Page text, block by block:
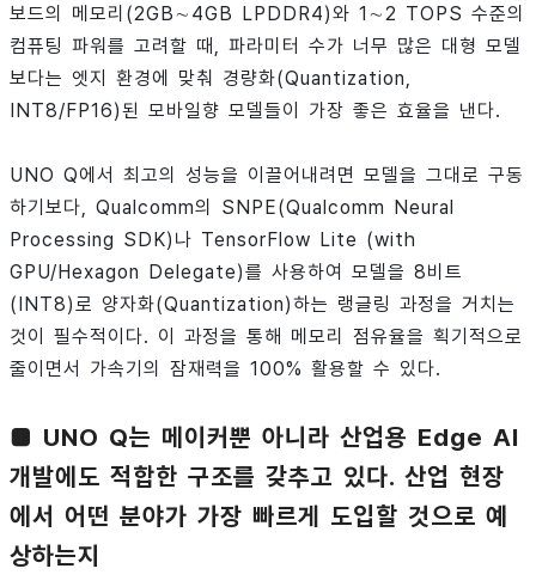
보드의 메모리(2GB∼4GB LPDDR4)와 1∼2 TOPS 수준의
컴퓨팅 파워를 고려할 때, 파라미터 수가 너무 많은 대형 모델
보다는 엣지 환경에 맞춰 경량화(Quantization,
INT8/FP16)된 모바일향 모델들이 가장 좋은 효율을 낸다.
UNO Q에서 최고의 성능을 이끌어내려면 모델을 그대로 구동
하기보다, Qualcomm의 SNPE(Qualcomm Neural
Processing SDK)나 TensorFlow Lite (with
GPU/Hexagon Delegate)를 사용하여 모델을 8비트
(INT8)로 양자화(Quantization)하는 랭글링 과정을 거치는
것이 필수적이다. 이 과정을 통해 메모리 점유율을 획기적으로
줄이면서 가속기의 잠재력을 100% 활용할 수 있다.
■ UNO Q는 메이커뿐 아니라 산업용 Edge AI
개발에도 적합한 구조를 갖추고 있다. 산업 현장
에서 어떤 분야가 가장 빠르게 도입할 것으로 예
상하는지